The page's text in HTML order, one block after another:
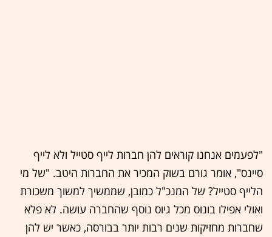
"לפעמים אנחנו קוראים להן חברות לייף סטייל ולא לייף
סיינס", אומר גורם בשוק המכיר את החברות היטב. "של מי
הלייף סטייל? של המנכ"ל כמובן, שממשיך למשוך משכורת
ואולי אפילו בונוס מכל גיוס נוסף שהחברה עושה. לא פלא
שחברות מחזיקות שנים רבות יותר בבורסה, כאשר יש להן